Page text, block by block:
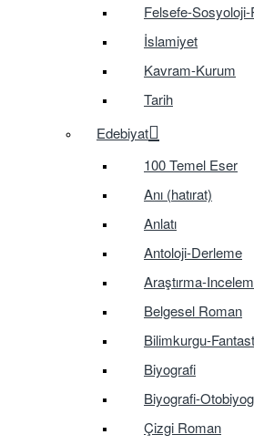
Felsefe-
İslamiyet
Kavram-Kurum
Tarih
Edebiyat
100 Temel Eser
Anı (hatırat)
Anlatı
Antoloji-Derleme
Araştırma-
Belgesel Roman
Bilimkurgu-
Biyografi
Biyografi-
Çizgi Roman